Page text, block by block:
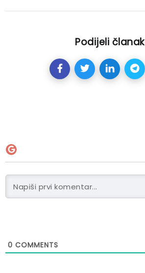
Podijeli članak
0 COMMENTS